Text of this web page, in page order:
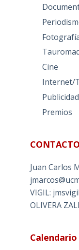
Cine
Internet/
Premios
CONTACTO
Juan Carlos
VIGIL:
OLIVERA
Calendario